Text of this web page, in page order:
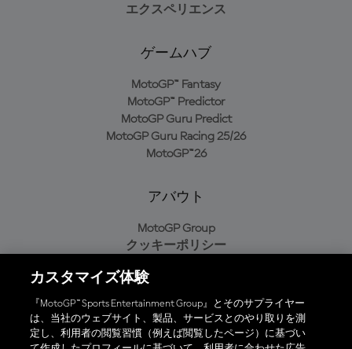
エクスペリエンス
ゲームハブ
MotoGP™ Fantasy
MotoGP™ Predictor
MotoGP Guru Predict
MotoGP Guru Racing 25/26
MotoGP™26
アバウト
MotoGP Group
クッキーポリシー
プライバシーポリシー
購入ポリシー
カスタマイズ体験
『MotoGP™ Sports Entertainment Group』とそのサプライヤー
は、当社のウェブサイト、製品、サービスとのやり取りを測
定し、利用者の閲覧習慣（例えば閲覧したページ）に基づい